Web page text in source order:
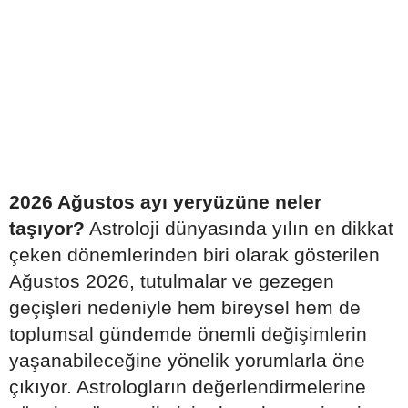
2026 Ağustos ayı yeryüzüne neler
taşıyor? Astroloji dünyasında yılın en dikkat
çeken dönemlerinden biri olarak gösterilen
Ağustos 2026, tutulmalar ve gezegen
geçişleri nedeniyle hem bireysel hem de
toplumsal gündemde önemli değişimlerin
yaşanabileceğine yönelik yorumlarla öne
çıkıyor. Astrologların değerlendirmelerine